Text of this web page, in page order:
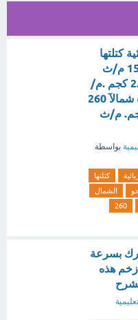
كتلتها
34 كجم، تتحرك بسرعة 15 م/ث
نحو الشمال. (1 نقطة) 2.5 كجم .م/
ث شمالا 510 كجم. م/ث شمالآ 260
شمالآ 498 كجم. م/ث
بواسطة
كتلتها
الشمال
260
كجم تتحرك بسرعة
هذه